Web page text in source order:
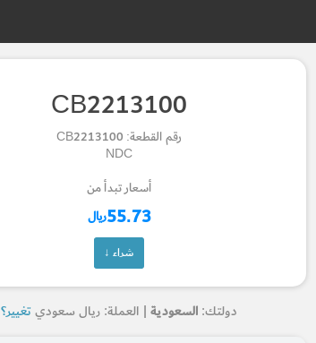
CB2213100
رقم القطعة: CB2213100
NDC
أسعار تبدأ من
55.73ريال
شراء ↓
دولتك: السعودية | العملة: ريال سعوديتغيير؟
تم إضافة القطعة بنجاح.
Part Successfully Selected
Return to Search Page
تم إضافة القطعة للسلة بنجاح.
Part Added to Cart
Checkout